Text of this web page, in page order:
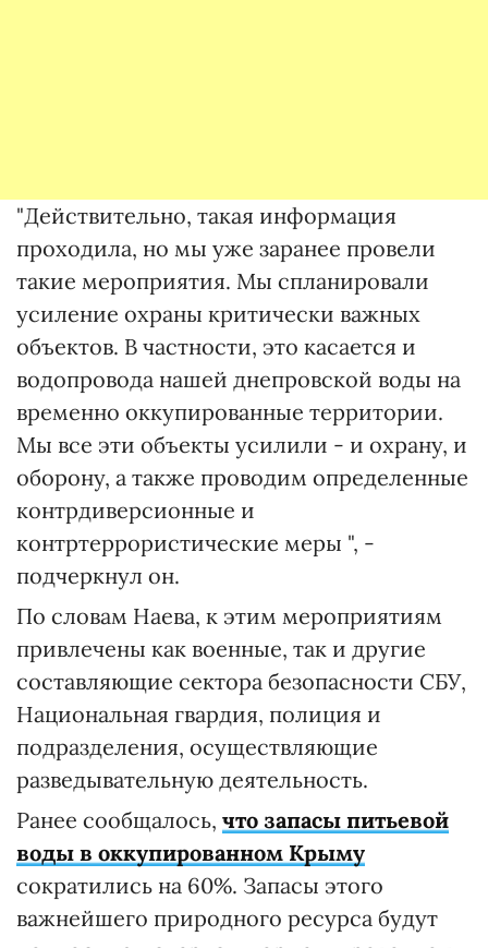
"Действительно, такая информация
проходила, но мы уже заранее провели
такие мероприятия. Мы спланировали
усиление охраны критически важных
объектов. В частности, это касается и
водопровода нашей днепровской воды на
временно оккупированные территории.
Мы все эти объекты усилили - и охрану, и
оборону, а также проводим определенные
контрдиверсионные и
контртеррористические меры ", -
подчеркнул он.
По словам Наева, к этим мероприятиям
привлечены как военные, так и другие
составляющие сектора безопасности СБУ,
Национальная гвардия, полиция и
подразделения, осуществляющие
разведывательную деятельность.
Ранее сообщалось, что запасы питьевой
воды в оккупированном Крыму
сократились на 60%. Запасы этого
важнейшего природного ресурса будут